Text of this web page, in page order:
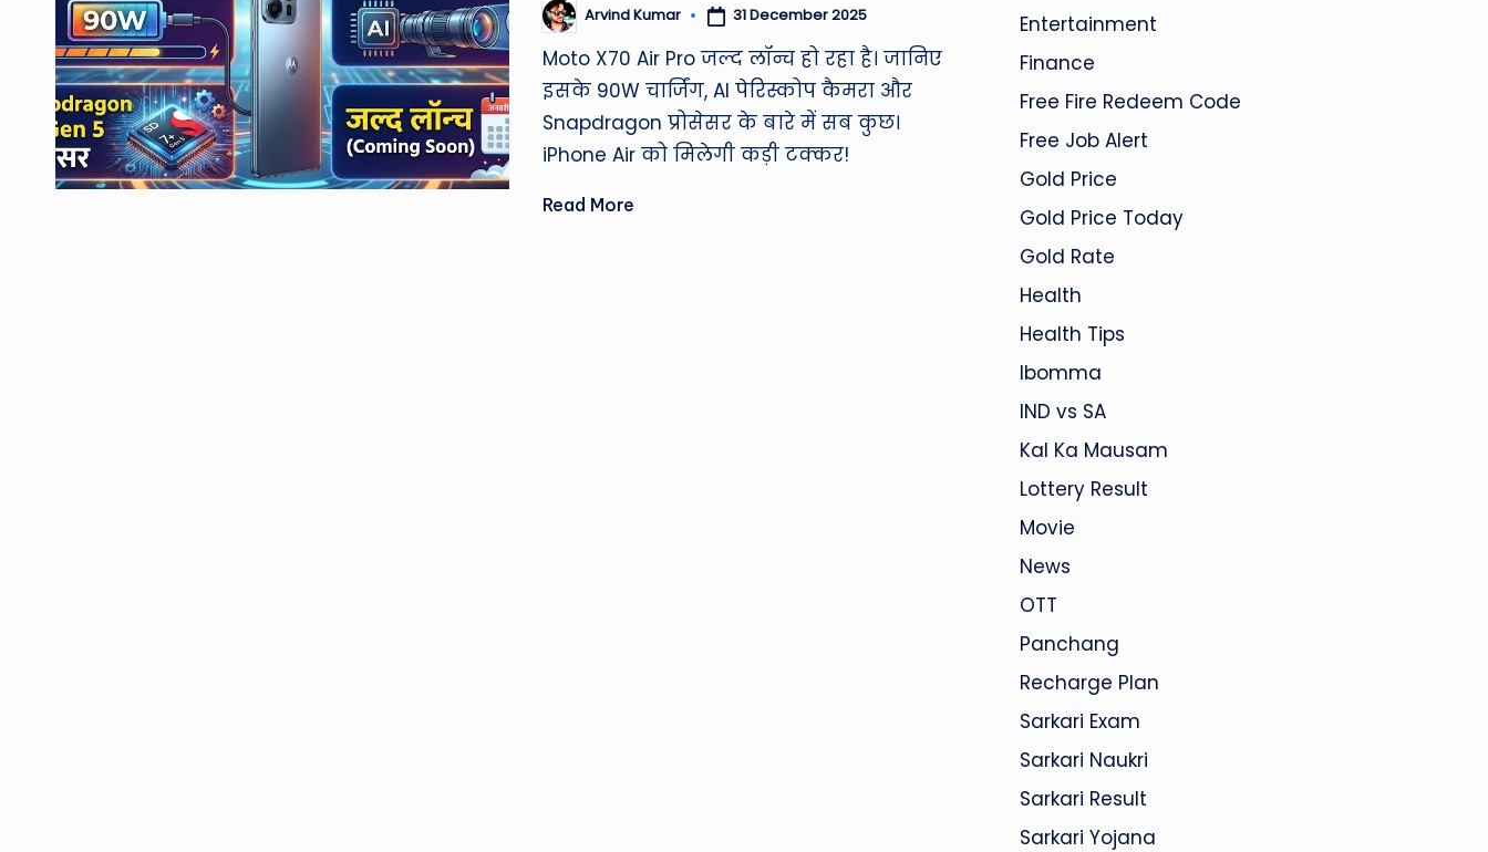
Posted
by
Arvind Kumar 31 December 2025
Moto X70 Air Pro जल्द लॉन्च हो रहा है। जानिए
इसके 90W चार्जिंग, AI पेरिस्कोप कैमरा और
Snapdragon प्रोसेसर के बारे में सब कुछ।
iPhone Air को मिलेगी कड़ी टक्कर!
Read More
Entertainment
Finance
Free Fire Redeem Code
Free Job Alert
Gold Price
Gold Price Today
Gold Rate
Health
Health Tips
Ibomma
IND vs SA
Kal Ka Mausam
Lottery Result
Movie
News
OTT
Panchang
Recharge Plan
Sarkari Exam
Sarkari Naukri
Sarkari Result
Sarkari Yojana